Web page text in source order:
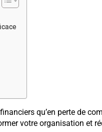
qu’en perte de
votre organisation et